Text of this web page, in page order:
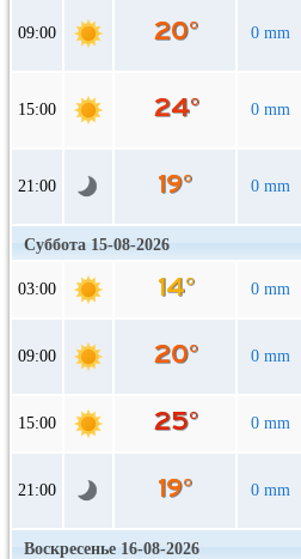
09:00 0 mm
15:00 0 mm
21:00 0 mm
Суббота 15-08-2026
03:00 0 mm
09:00 0 mm
15:00 0 mm
21:00 0 mm
Воскресенье 16-08-2026